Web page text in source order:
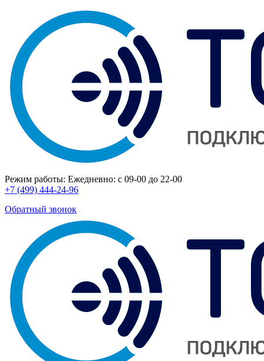
Режим работы: Ежедневно: с 09-00 до 22-00
+7 (499) 444-24-96
Обратный звонок